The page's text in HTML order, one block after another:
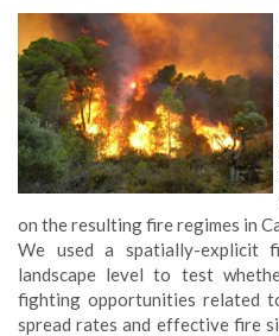
on the resulting fire regimes in
We used a spatially-explicit
landscape level to test
fighting opportunities related
spread rates and effective fire